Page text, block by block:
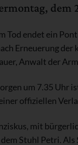
dem
Tod endet ein
Erneuerung
Anwalt der
um 7.35 Uhr
offiziellen
mit
Stuhl Petri.